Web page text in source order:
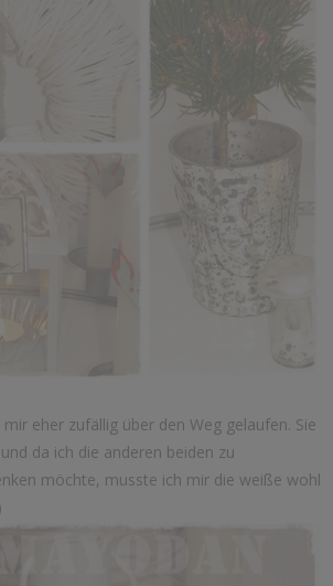
eher zufällig über den Weg gelaufen. Sie
da ich die anderen beiden zu
möchte, musste ich mir die weiße wohl